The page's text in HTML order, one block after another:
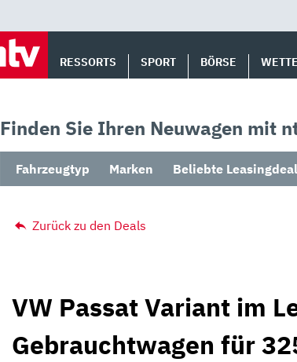
RESSORTS SPORT BÖRSE
Finden Sie Ihren Neuwagen mit
Fahrzeugtyp Marken Beliebte
Zurück zu den Deals
VW Passat Variant im
Gebrauchtwagen für